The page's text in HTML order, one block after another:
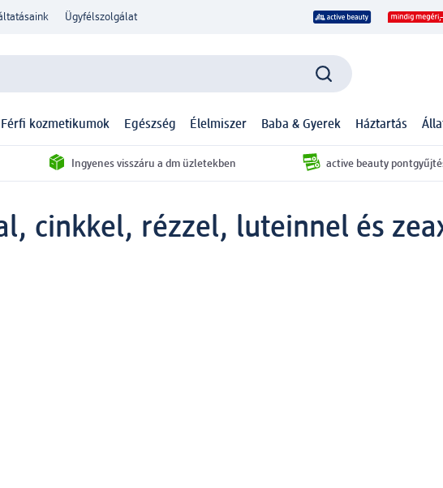
Ügyfélszolgálat
Férfi kozmetikumok Egészség Élelmiszer Baba & Gyerek Háztartás
Ingyenes visszáru a dm üzletekben active beauty
cinkkel, rézzel, luteinnel és